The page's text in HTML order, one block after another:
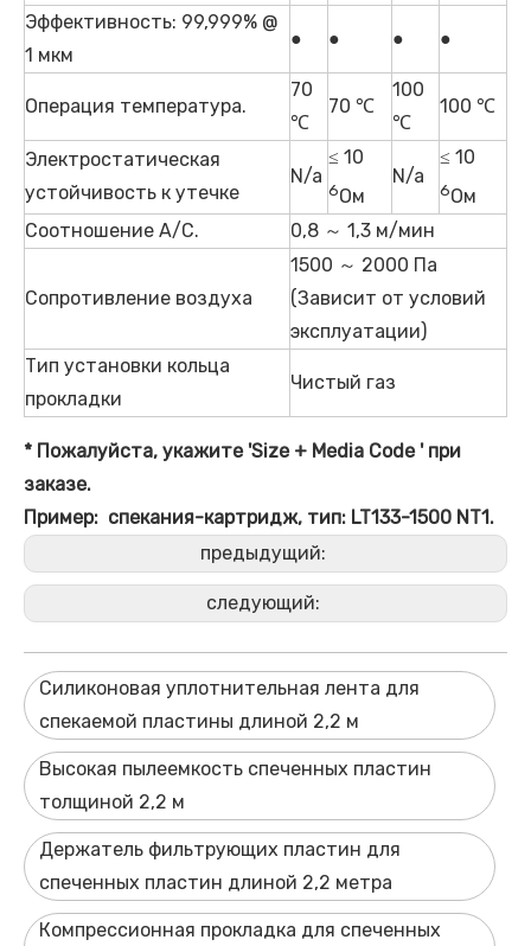
Эффективность: 99,999% @
1 мкм
● ● ● ●
Операция температура.
70
℃
70 ℃
100
℃
100 ℃
Электростатическая
устойчивость к утечке
N/a
≤ 10
6Ом
N/a
≤ 10
6Ом
Соотношение A/C.
0,8 ～ 1,3 м/мин
Сопротивление воздуха
1500 ～ 2000 Па
(Зависит от условий
эксплуатации)
Тип установки кольца
прокладки
Чистый газ
* Пожалуйста, укажите 'Size + Media Code ' при
заказе.
Пример: спекания-картридж, тип: LT133-1500 NT1.
предыдущий:
следующий:
Силиконовая уплотнительная лента для
спекаемой пластины длиной 2,2 м
Высокая пылеемкость спеченных пластин
толщиной 2,2 м
Держатель фильтрующих пластин для
спеченных пластин длиной 2,2 метра
Компрессионная прокладка для спеченных